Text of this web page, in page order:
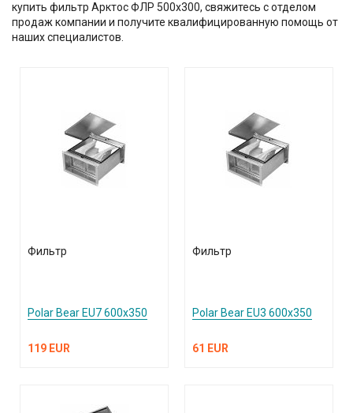
купить фильтр Арктос ФЛР 500х300, свяжитесь с отделом
продаж компании и получите квалифицированную помощь от
наших специалистов.
Фильтр
Polar Bear EU7 600x350
119 EUR
Фильтр
Polar Bear EU3 600x350
61 EUR